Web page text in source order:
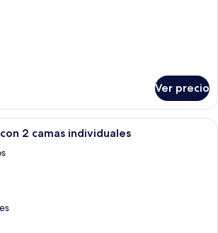
Ver precio
Habitación de hotel con dos camas,
2 camas individuales